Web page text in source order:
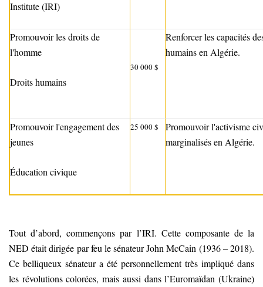
Institute (IRI)
Promouvoir les droits de
l'homme
Droits humains
30 000 $
Renforcer les capacités
humains en Algérie.
Promouvoir l'engagement des
jeunes
Éducation civique
25 000 $
Promouvoir l'activisme
marginalisés en Algérie.
Tout d’abord, commençons par l’IRI. Cette composante de la
NED était dirigée par feu le sénateur John McCain (1936 – 2018).
Ce belliqueux sénateur a été personnellement très impliqué dans
les révolutions colorées, mais aussi dans l’Euromaïdan (Ukraine)